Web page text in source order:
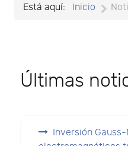
Está aquí: Inicio
Últimas
Inversión